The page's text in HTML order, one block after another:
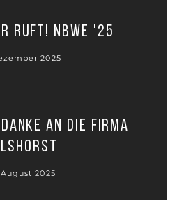
ruft! NBWE '25
2025
an die Firma
August 2025